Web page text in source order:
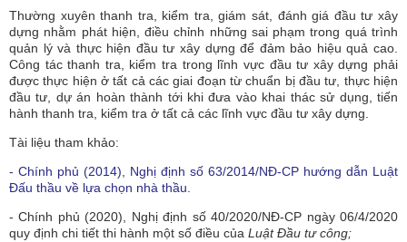
Thường xuyên thanh tra, kiểm tra, giám sát, đánh giá đầu tư xây
dựng nhằm phát hiện, điều chỉnh những sai phạm trong quá trình
quản lý và thực hiện đầu tư xây dựng để đảm bảo hiệu quả cao.
Công tác thanh tra, kiểm tra trong lĩnh vực đầu tư xây dựng phải
được thực hiện ở tất cả các giai đoạn từ chuẩn bị đầu tư, thực hiện
đầu tư, dự án hoàn thành tới khi đưa vào khai thác sử dụng, tiến
hành thanh tra, kiểm tra ở tất cả các lĩnh vực đầu tư xây dựng.
Tài liệu tham khảo:
- Chính phủ (2014), Nghị định số 63/2014/NĐ-CP hướng dẫn Luật
Đấu thầu về lựa chọn nhà thầu.
- Chính phủ (2020), Nghị định số 40/2020/NĐ-CP ngày 06/4/2020
quy định chi tiết thi hành một số điều của Luật Đầu tư công;